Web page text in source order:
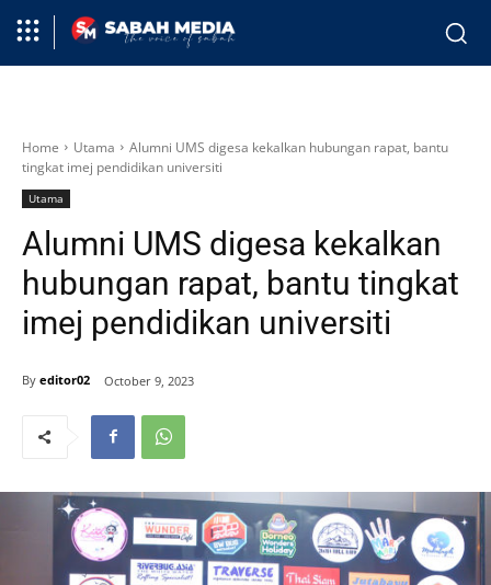
Home Utama
Alumni UMS digesa kekalkan hubungan rapat, bantu
tingkat imej pendidikan universiti
Utama
Alumni UMS digesa kekalkan
hubungan rapat, bantu tingkat
imej pendidikan universiti
By editor02 October 9, 2023